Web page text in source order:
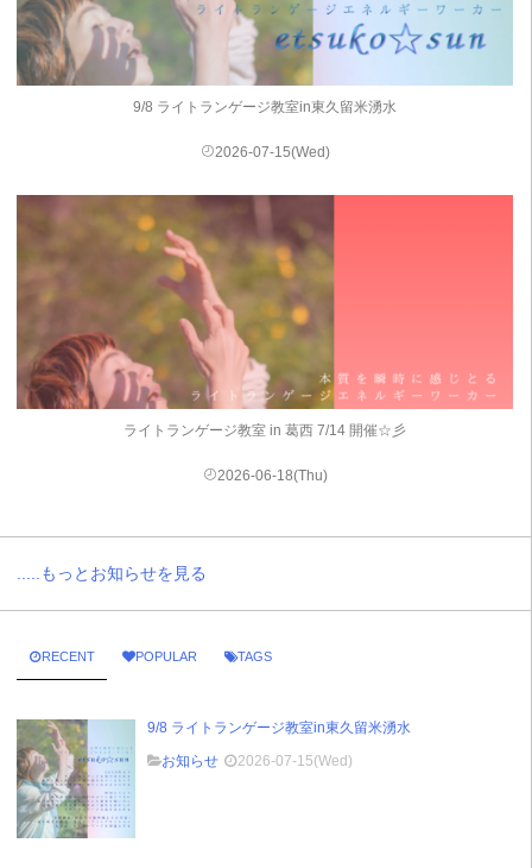
9/8 ライトランゲージ教室in東久留米湧水
2026-07-15(Wed)
ライトランゲージ教室 in 葛西 7/14 開催☆彡
2026-06-18(Thu)
.....もっとお知らせを見る
RECENT POPULAR TAGS
9/8 ライトランゲージ教室in東久留米湧水
お知らせ
2026-07-15(Wed)